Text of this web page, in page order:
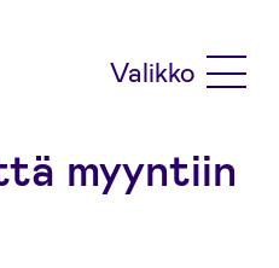
Valikko
myyntiin